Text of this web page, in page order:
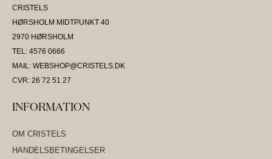
CRISTELS
HØRSHOLM MIDTPUNKT 40
2970 HØRSHOLM
TEL: 4576 0666
MAIL: WEBSHOP@CRISTELS.DK
CVR: 26 72 51 27
INFORMATION
OM CRISTELS
HANDELSBETINGELSER